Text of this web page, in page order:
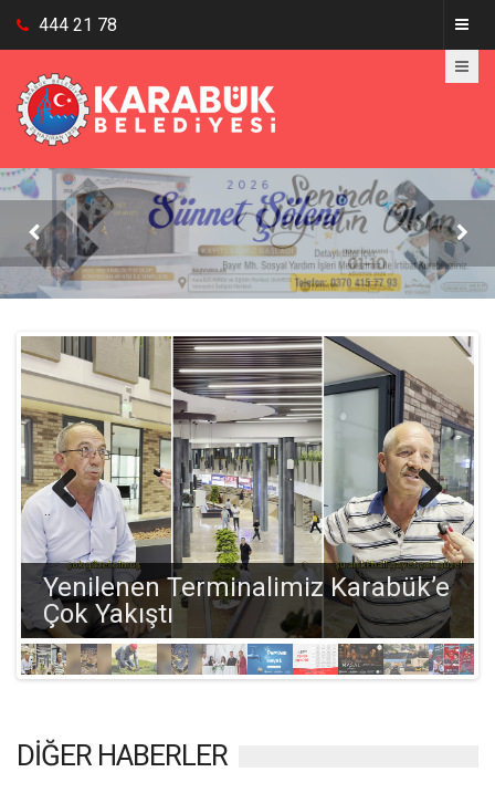
444 21 78
 
Yenilenen Terminalimiz Karabük’e
Çok Yakıştı
Önceki Sonraki
DİĞER HABERLER